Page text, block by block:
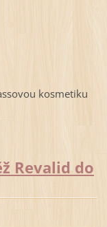
kosmetiku
Revalid do